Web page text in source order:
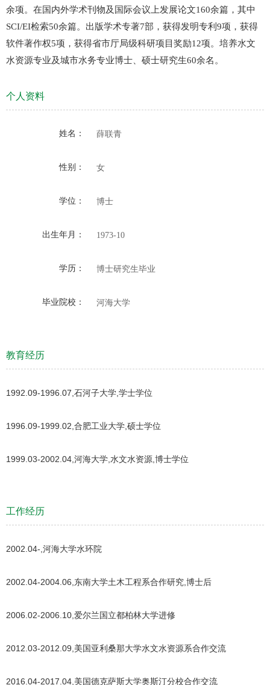
余项。在国内外学术刊物及国际会议上发展论文160余篇，其中
SCI/EI检索50余篇。出版学术专著7部，获得发明专利 9项，获得
软件著作权5项，获得省市厅局级科研项目奖励12项。培养水文
水资源专业及城市水务专业博士、硕士研究生60余名。
个人资料
姓名： 薛联青
性别： 女
学位： 博士
出生年月： 1973-10
学历： 博士研究生毕业
毕业院校： 河海大学
教育经历
1992.09-1996.07,石河子大学,学士学位
1996.09-1999.02,合肥工业大学,硕士学位
1999.03-2002.04,河海大学,水文水资源,博士学位
工作经历
2002.04-,河海大学水环院
2002.04-2004.06,东南大学土木工程系合作研究,博士后
2006.02-2006.10,爱尔兰国立都柏林大学进修
2012.03-2012.09,美国亚利桑那大学水文水资源系合作交流
2016.04-2017.04,美国德克萨斯大学奥斯汀分校合作交流